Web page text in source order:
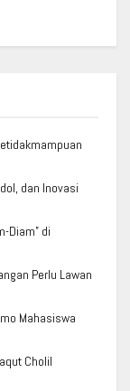
dan Inovasi
Diam” di
Perlu Lawan
Mahasiswa
Cholil